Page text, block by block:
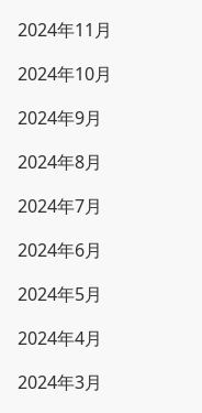
2024年11月
2024年10月
2024年9月
2024年8月
2024年7月
2024年6月
2024年5月
2024年4月
2024年3月